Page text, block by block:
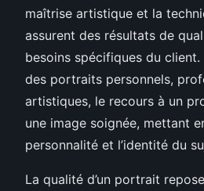
maîtrise artistique et la
assurent des résultats de
besoins spécifiques du
des portraits personnels,
artistiques, le recours à un
une image soignée, mettant
personnalité et l’identité du
La qualité d’un portrait